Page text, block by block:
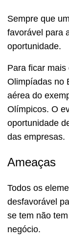
Sempre que
favorável para
oportunidade.
Para ficar
Olimpíadas no
aérea do
Olímpicos. O
oportunidade
das empresas.
Ameaças
Todos os
desfavorável
se tem não
negócio.